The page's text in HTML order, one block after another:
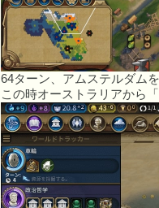
64ターン、アムステルダム
この時オーストラリアから